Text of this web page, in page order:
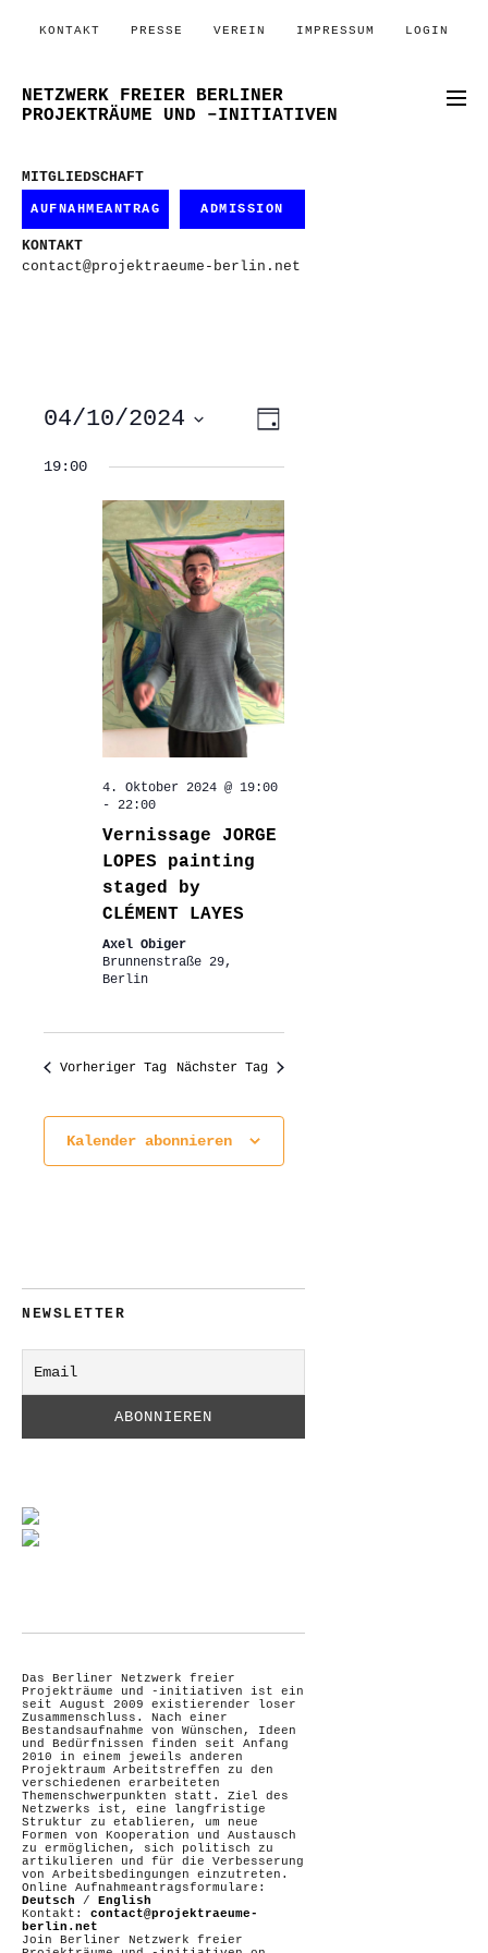
KONTAKT PRESSE VEREIN IMPRESSUM LOGIN
NETZWERK FREIER BERLINER
PROJEKTRÄUME UND –INITIATIVEN
MITGLIEDSCHAFT
AUFNAHMEANTRAG ADMISSION
KONTAKT
contact@projektraeume-berlin.net
ANSICHTEN-
NAVIGATION
VERANSTALTUNG
ANSICHTEN-
Tag
04/10/2024
wählen.
19:00
4. Oktober 2024 @ 19:00
- 22:00
Vernissage JORGE
LOPES painting
staged by
CLÉMENT LAYES
Axel Obiger
Brunnenstraße 29,
Berlin
Vorheriger Tag Nächster Tag
Kalender abonnieren
NEWSLETTER
Das Berliner Netzwerk freier
Projekträume und -initiativen ist ein
seit August 2009 existierender loser
Zusammenschluss. Nach einer
Bestandsaufnahme von Wünschen, Ideen
und Bedürfnissen finden seit Anfang
2010 in einem jeweils anderen
Projektraum Arbeitstreffen zu den
verschiedenen erarbeiteten
Themenschwerpunkten statt. Ziel des
Netzwerks ist, eine langfristige
Struktur zu etablieren, um neue
Formen von Kooperation und Austausch
zu ermöglichen, sich politisch zu
artikulieren und für die Verbesserung
von Arbeitsbedingungen einzutreten.
Online Aufnahmeantragsformulare:
Deutsch / English
Kontakt: contact@projektraeume-
berlin.net
Join Berliner Netzwerk freier